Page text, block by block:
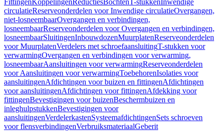
FittingenKoppelingenReductiesBochtenT-stukkenInwendige
circulatieReserveonderdelen voor Inwendige circulatieOvergangen,
niet-losneembaarOvergangen en verbindingen,
losneembaarReserveonderdelen voor Overgangen en verbindingen,
losneembaarSluitingenInbouwdozenMuurplatenReserveonderdelen
voor MuurplatenVerdelers met schroefaansluitingT-stukken voor
verwarmingOvergangen en verbindingen voor verwarming,
losneembaarAansluitingen voor verwarmingReserveonderdelen
voor Aansluitingen voor verwarmingToebehorenIsolaties voor
aansluitingenAfdichtingen voor buizen en fittingenAfdichtingen
voor aansluitingenAfdichtingen voor fittingenAfdekking voor
fittingenBevestigingen voor buizenBeschermbuizen en
inleghulpstukkenBevestigingen voor
aansluitingenVerdelerkastenSysteemafdichtingenSets schroeven
voor flensverbindingenVerbruiksmateriaalGeberit